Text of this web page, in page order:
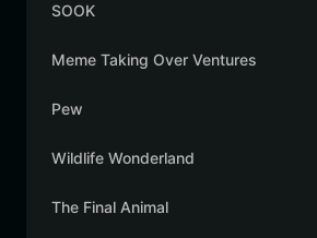
SOOK
Meme Taking Over Ventures
Pew
Wildlife Wonderland
The Final Animal